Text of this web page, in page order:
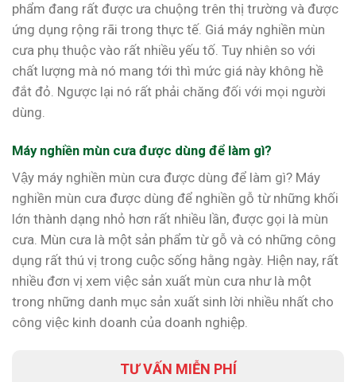
phẩm đang rất được ưa chuộng trên thị trường và được
ứng dụng rộng rãi trong thực tế. Giá máy nghiền mùn
cưa phụ thuộc vào rất nhiều yếu tố. Tuy nhiên so với
chất lượng mà nó mang tới thì mức giá này không hề
đắt đỏ. Ngược lại nó rất phải chăng đối với mọi người
dùng.
Máy nghiền mùn cưa được dùng để làm gì?
Vậy máy nghiền mùn cưa được dùng để làm gì? Máy
nghiền mùn cưa được dùng để nghiền gỗ từ những khối
lớn thành dạng nhỏ hơn rất nhiều lần, được gọi là mùn
cưa. Mùn cưa là một sản phẩm từ gỗ và có những công
dụng rất thú vị trong cuộc sống hằng ngày. Hiện nay, rất
nhiều đơn vị xem việc sản xuất mùn cưa như là một
trong những danh mục sản xuất sinh lời nhiều nhất cho
công việc kinh doanh của doanh nghiệp.
TƯ VẤN MIỄN PHÍ